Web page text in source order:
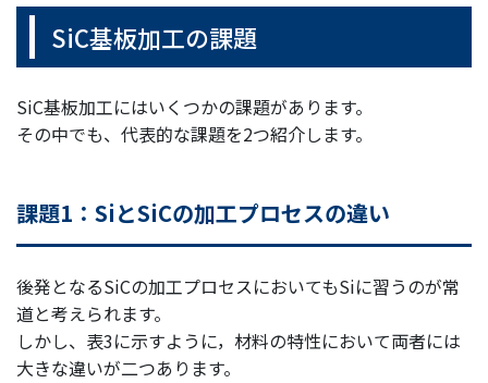
SiC基板加工の課題
SiC基板加工にはいくつかの課題があります。
その中でも、代表的な課題を2つ紹介します。
課題1：SiとSiCの加工プロセスの違い
後発となるSiCの加工プロセスにおいてもSiに習うのが常
道と考えられます。
しかし、表3に示すように，材料の特性において両者には
大きな違いが二つあります。